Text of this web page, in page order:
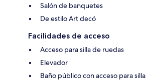
Salón de banquetes
De estilo Art decó
Facilidades de acceso
Acceso para silla de ruedas
Elevador
Baño público con acceso para